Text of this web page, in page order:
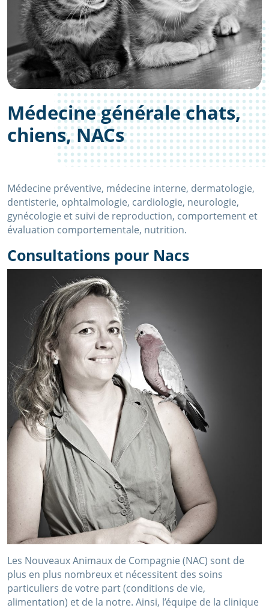
Médecine générale chats,
chiens, NACs
Médecine préventive, médecine interne, dermatologie,
dentisterie, ophtalmologie, cardiologie, neurologie,
gynécologie et suivi de reproduction, comportement et
évaluation comportementale, nutrition.
Consultations pour Nacs
Les Nouveaux Animaux de Compagnie (NAC) sont de
plus en plus nombreux et nécessitent des soins
particuliers de votre part (conditions de vie,
alimentation) et de la notre. Ainsi, l’équipe de la clinique